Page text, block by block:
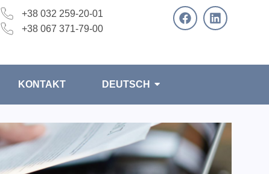
+38 032 259-20-01
+38 067 371-79-00
KONTAKT DEUTSCH